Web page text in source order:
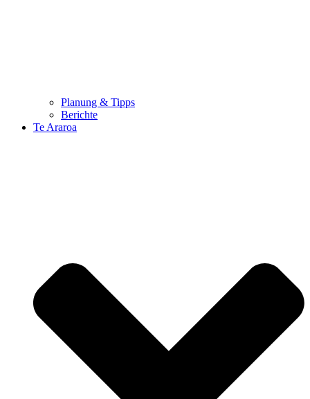
Planung & Tipps
Berichte
Te Araroa